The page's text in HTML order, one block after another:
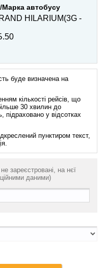
автобусу
HILARIUM(3G -
буде визначена на
кількості рейсів, що
30 хвилин до
підраховано у відсотках
пунктиром текст,
зареєстровані, на нєї
даними)